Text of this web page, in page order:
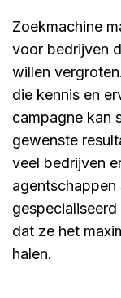
Zoekmachine
voor bedrijven
willen
die kennis en
campagne kan
gewenste
veel bedrijven
dat ze het
halen.